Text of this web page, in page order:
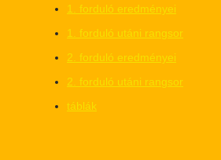
1. forduló eredményei
1. forduló utáni rangsor
2. forduló eredményei
2. forduló utáni rangsor
táblák